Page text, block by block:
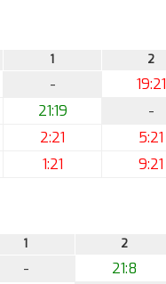
1 2
- 19:21
21:19 -
2:21 5:21
1:21 9:21
1 2
- 21:8